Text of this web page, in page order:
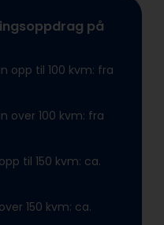
på
opp til 100 kvm: fra
over 100 kvm: fra
til 150 kvm: ca.
150 kvm: ca.